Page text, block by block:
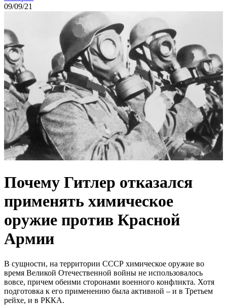
09/09/21
Почему Гитлер отказался
применять химическое
оружие против Красной
Армии
В сущности, на территории СССР химическое оружие во
время Великой Отечественной войны не использовалось
вовсе, причем обеими сторонами военного конфликта. Хотя
подготовка к его применению была активной – и в Третьем
рейхе, и в РККА.